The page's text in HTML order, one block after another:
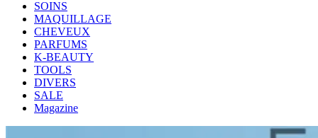
SOINS
MAQUILLAGE
CHEVEUX
PARFUMS
K-BEAUTY
TOOLS
DIVERS
SALE
Magazine